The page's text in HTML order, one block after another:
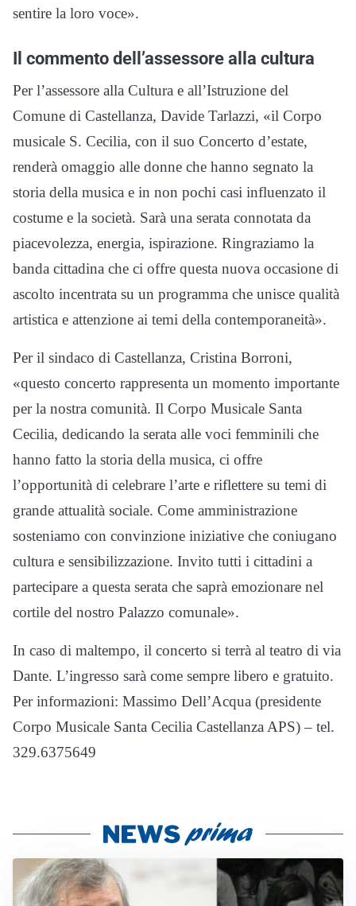
sentire la loro voce».
Il commento dell’assessore alla cultura
Per l’assessore alla Cultura e all’Istruzione del
Comune di Castellanza, Davide Tarlazzi, «il Corpo
musicale S. Cecilia, con il suo Concerto d’estate,
renderà omaggio alle donne che hanno segnato la
storia della musica e in non pochi casi influenzato il
costume e la società. Sarà una serata connotata da
piacevolezza, energia, ispirazione. Ringraziamo la
banda cittadina che ci offre questa nuova occasione di
ascolto incentrata su un programma che unisce qualità
artistica e attenzione ai temi della contemporaneità».
Per il sindaco di Castellanza, Cristina Borroni,
«questo concerto rappresenta un momento importante
per la nostra comunità. Il Corpo Musicale Santa
Cecilia, dedicando la serata alle voci femminili che
hanno fatto la storia della musica, ci offre
l’opportunità di celebrare l’arte e riflettere su temi di
grande attualità sociale. Come amministrazione
sosteniamo con convinzione iniziative che coniugano
cultura e sensibilizzazione. Invito tutti i cittadini a
partecipare a questa serata che saprà emozionare nel
cortile del nostro Palazzo comunale».
In caso di maltempo, il concerto si terrà al teatro di via
Dante. L’ingresso sarà come sempre libero e gratuito.
Per informazioni: Massimo Dell’Acqua (presidente
Corpo Musicale Santa Cecilia Castellanza APS) – tel.
329.6375649